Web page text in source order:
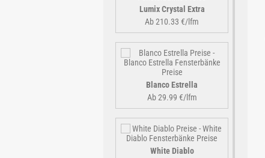
Lumix Crystal Extra
Ab 210.33 €/lfm
Blanco Estrella
Ab 29.99 €/lfm
White Diablo